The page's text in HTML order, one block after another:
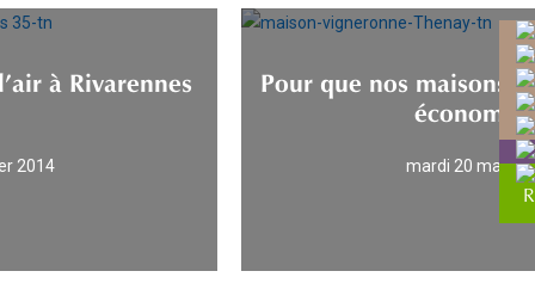
à Rivarennes
2014
Pour que nos maisons
mardi 20 mars